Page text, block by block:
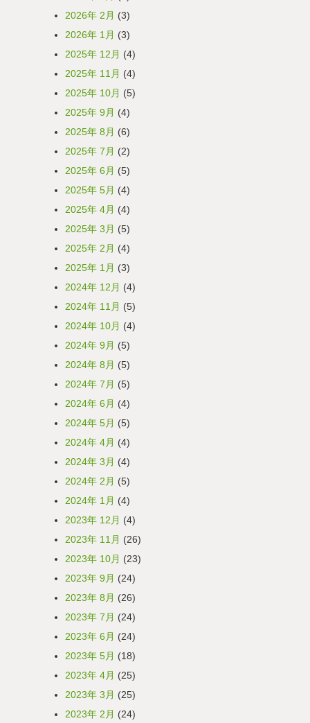
2026年 2月 (3)
2026年 1月 (3)
2025年 12月 (4)
2025年 11月 (4)
2025年 10月 (5)
2025年 9月 (4)
2025年 8月 (6)
2025年 7月 (2)
2025年 6月 (5)
2025年 5月 (4)
2025年 4月 (4)
2025年 3月 (5)
2025年 2月 (4)
2025年 1月 (3)
2024年 12月 (4)
2024年 11月 (5)
2024年 10月 (4)
2024年 9月 (5)
2024年 8月 (5)
2024年 7月 (5)
2024年 6月 (4)
2024年 5月 (5)
2024年 4月 (4)
2024年 3月 (4)
2024年 2月 (5)
2024年 1月 (4)
2023年 12月 (4)
2023年 11月 (26)
2023年 10月 (23)
2023年 9月 (24)
2023年 8月 (26)
2023年 7月 (24)
2023年 6月 (24)
2023年 5月 (18)
2023年 4月 (25)
2023年 3月 (25)
2023年 2月 (24)